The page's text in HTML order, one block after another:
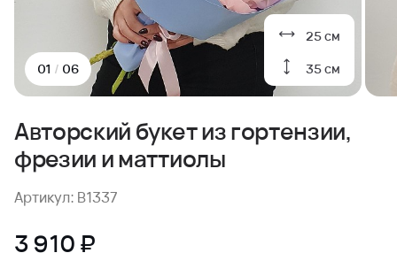
25 см
35 см
01 / 06
Авторский букет из гортензии,
фрезии и маттиолы
Артикул: B1337
3 910 ₽